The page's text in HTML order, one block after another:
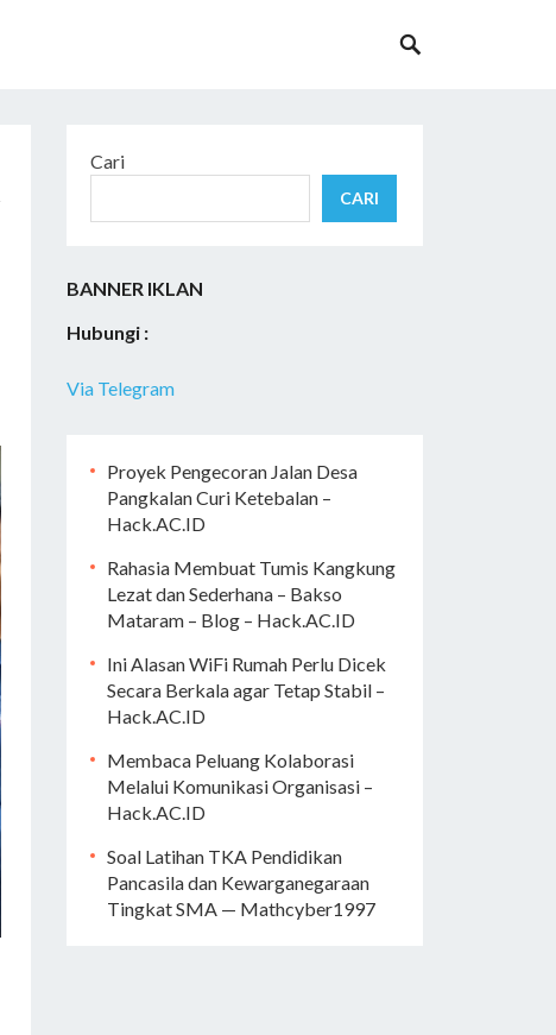
Cari
CARI
BANNER IKLAN
Hubungi :
Via Telegram
Proyek Pengecoran Jalan Desa
Pangkalan Curi Ketebalan –
Hack.AC.ID
Rahasia Membuat Tumis Kangkung
Lezat dan Sederhana – Bakso
Mataram – Blog – Hack.AC.ID
Ini Alasan WiFi Rumah Perlu Dicek
Secara Berkala agar Tetap Stabil –
Hack.AC.ID
Membaca Peluang Kolaborasi
Melalui Komunikasi Organisasi –
Hack.AC.ID
Soal Latihan TKA Pendidikan
Pancasila dan Kewarganegaraan
Tingkat SMA — Mathcyber1997